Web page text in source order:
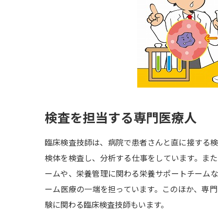
検査を担当する専門医療人
臨床検査技師は、病院で患者さんと直に接する
検体を検査し、分析する仕事をしています。ま
ームや、栄養管理に関わる栄養サポートチーム
ーム医療の一端を担っています。このほか、専
験に関わる臨床検査技師もいます。